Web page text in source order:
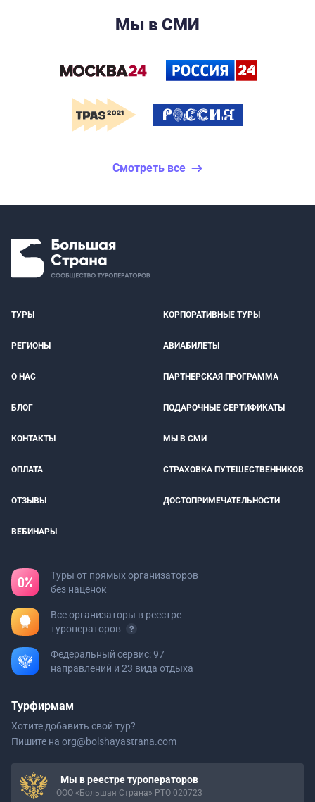
Мы в СМИ
Смотреть все
ТУРЫ КОРПОРАТИВНЫЕ ТУРЫ
РЕГИОНЫ АВИАБИЛЕТЫ
О НАС ПАРТНЕРСКАЯ ПРОГРАММА
БЛОГ ПОДАРОЧНЫЕ СЕРТИФИКАТЫ
КОНТАКТЫ МЫ В СМИ
ОПЛАТА СТРАХОВКА ПУТЕШЕСТВЕННИКОВ
ОТЗЫВЫ ДОСТОПРИМЕЧАТЕЛЬНОСТИ
ВЕБИНАРЫ
Туры от прямых организаторов
без наценок
Все организаторы в реестре
туроператоров
Федеральный сервис: 97
направлений и 23 вида отдыха
Турфирмам
Хотите добавить свой тур?
Пишите на org@bolshayastrana.com
Мы в реестре туроператоров
ООО «Большая Страна» РТО 020723